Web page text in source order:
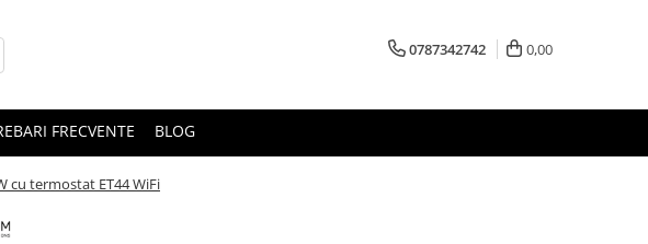
0787342742 0,00
FRECVENTE BLOG
cu termostat ET44 WiFi